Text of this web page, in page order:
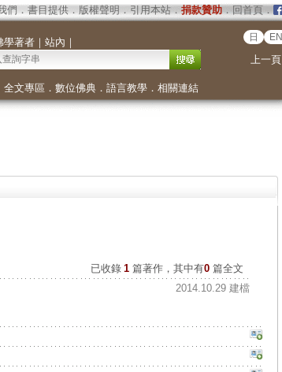
們 ． 書目提供． 版權聲明 ． 引用本站． 捐款贊助．回首頁．
學著者｜ 站內 ｜ 日 EN
上一頁
全文專區 ． 數位佛典． 語言教學． 相關連結
已收錄 1 篇著作，其中有0篇全文
2014.10.29 建檔